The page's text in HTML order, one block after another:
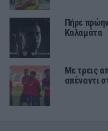
Πήρε
Καλαμάτα
Με τρεις
απέναντι